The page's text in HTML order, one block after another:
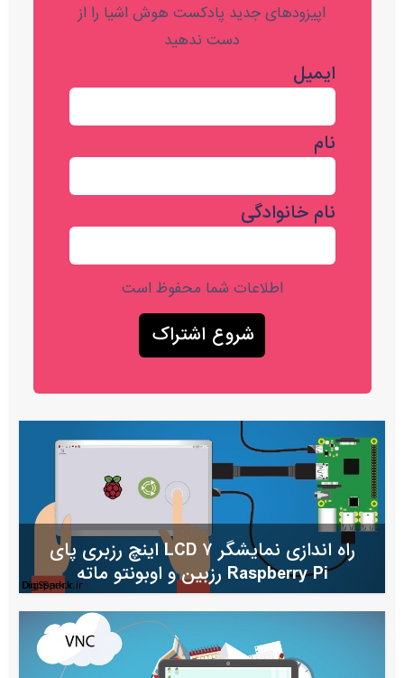
اپیزودهای جدید پادکست هوش اشیا را از
دست ندهید
ایمیل
نام
نام خانوادگی
اطلاعات شما محفوظ است
راه اندازی نمایشگر LCD ۷ اینچ رزبری پای
Raspberry Pi رزبین و اوبونتو ماته